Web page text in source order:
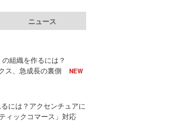
ニュース
組織を作るには？
ス、急成長の裏側
NEW
には？アクセンチュアに
ィックコマース」対応